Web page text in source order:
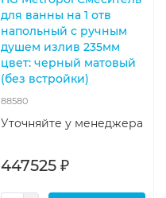
для ванны на 1 отв
напольный с ручным
душем излив 235мм
цвет: черный матовый
(без встройки)
88580
Уточняйте у менеджера
447525 ₽